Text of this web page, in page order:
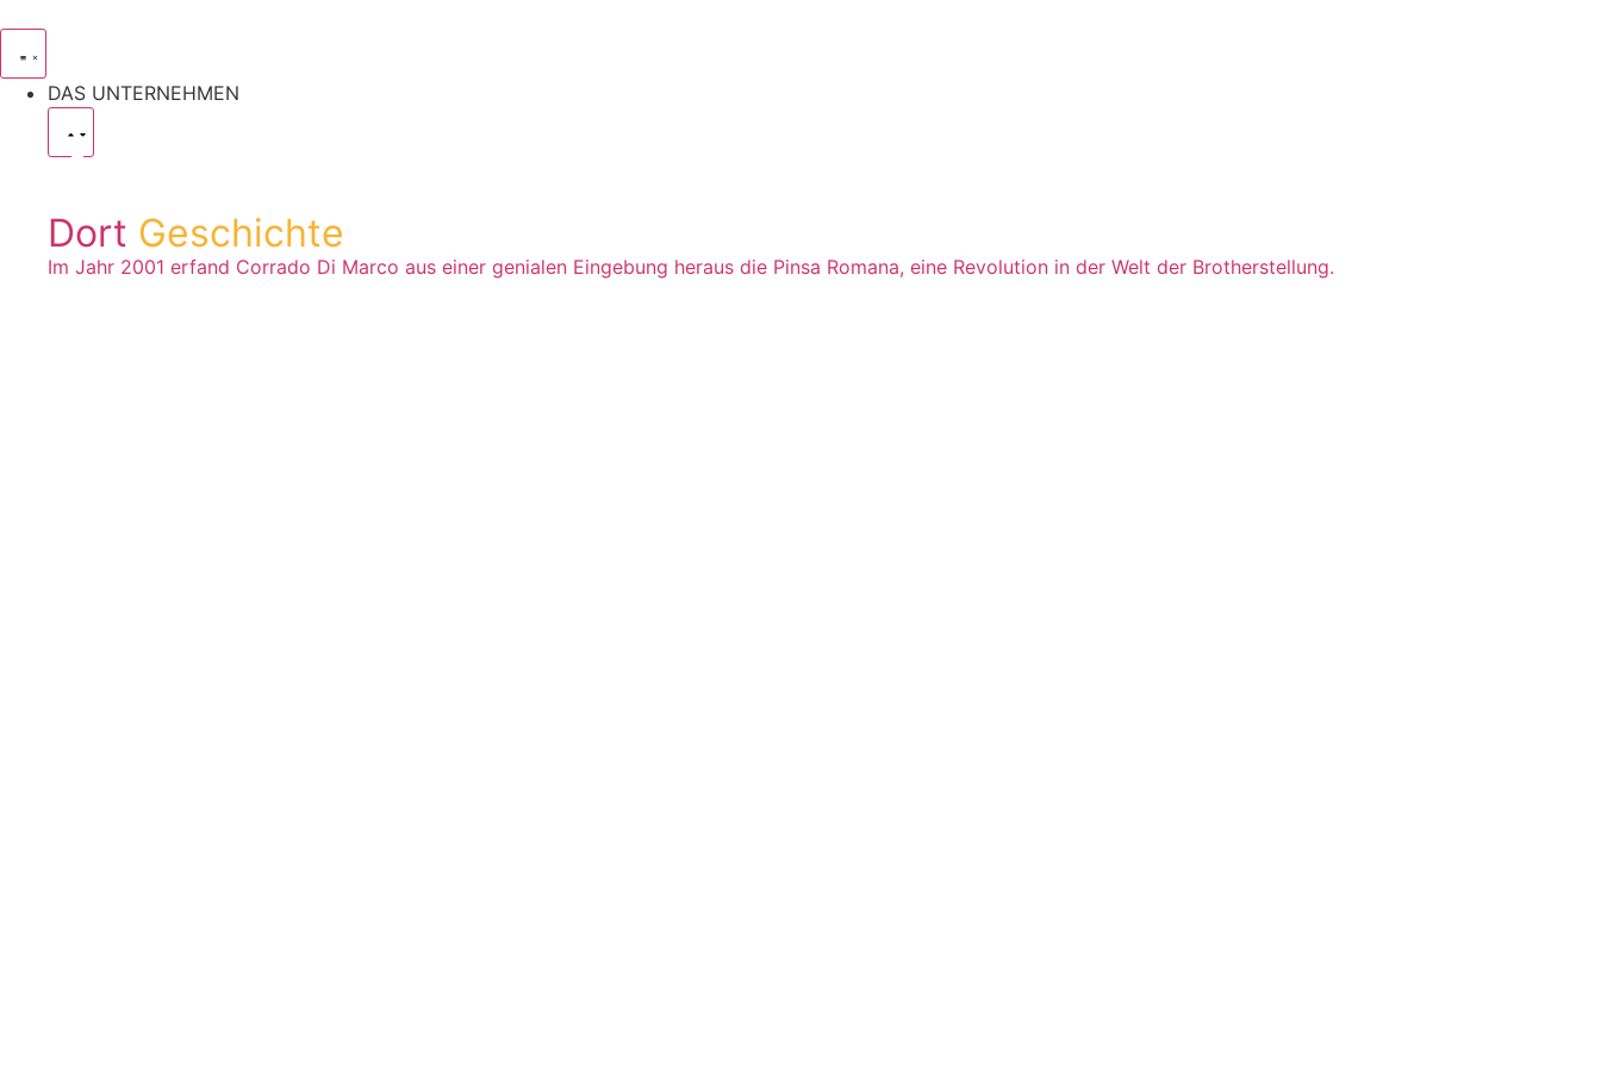
DAS UNTERNEHMEN
Dort Geschichte
Im Jahr 2001 erfand Corrado Di Marco aus einer genialen Eingebung heraus die Pinsa Romana, eine Revolution in der Welt der Brotherstellung.